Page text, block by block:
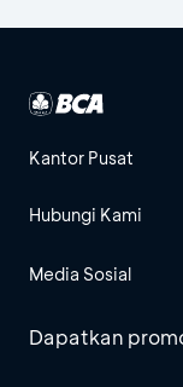
Kantor Pusat
Hubungi Kami
Media Sosial
Dapatkan